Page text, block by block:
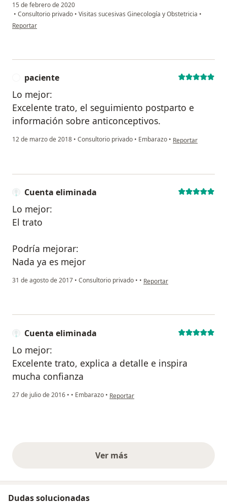
15 de febrero de 2020
• Consultorio privado • Visitas sucesivas Ginecología y Obstetricia •
en opinión del usuario L.H
Reportar
paciente
Lo mejor:
Excelente trato, el seguimiento postparto e
información sobre anticonceptivos.
12 de marzo de 2018 • Consultorio privado • Embarazo • en opinión del
Reportar
Cuenta eliminada
Lo mejor:
El trato
Podría mejorar:
Nada ya es mejor
31 de agosto de 2017 • Consultorio privado • • en opinión del usuario
Reportar
Cuenta eliminada
Lo mejor:
Excelente trato, explica a detalle e inspira
mucha confianza
27 de julio de 2016 • • Embarazo • en opinión del usuario Cuenta eliminada
Reportar
Ver másopiniones anteriores
Dudas solucionadas